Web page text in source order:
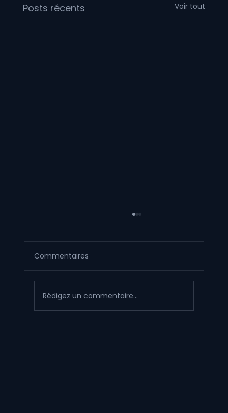
Posts récents Voir tout
Commentaires
Rédigez un commentaire...